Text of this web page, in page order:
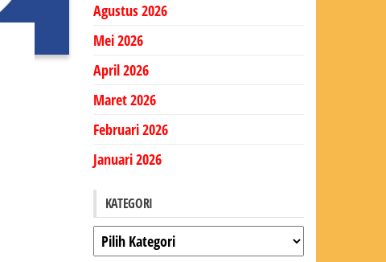
Agustus 2026
Mei 2026
April 2026
Maret 2026
Februari 2026
Januari 2026
KATEGORI
Kategori